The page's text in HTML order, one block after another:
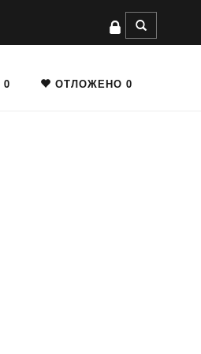
0 ОТЛОЖЕНО 0